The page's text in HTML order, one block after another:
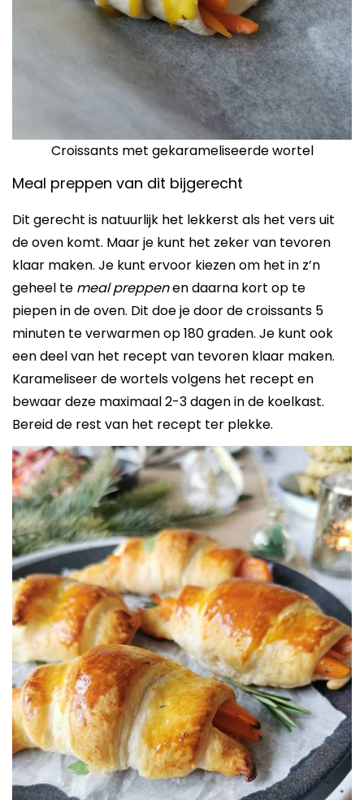
Croissants met gekarameliseerde wortel
Meal preppen van dit bijgerecht
Dit gerecht is natuurlijk het lekkerst als het vers uit
de oven komt. Maar je kunt het zeker van tevoren
klaar maken. Je kunt ervoor kiezen om het in z’n
geheel te meal preppenen daarna kort op te
piepen in de oven. Dit doe je door de croissants 5
minuten te verwarmen op 180 graden. Je kunt ook
een deel van het recept van tevoren klaar maken.
Karameliseer de wortels volgens het recept en
bewaar deze maximaal 2-3 dagen in de koelkast.
Bereid de rest van het recept ter plekke.